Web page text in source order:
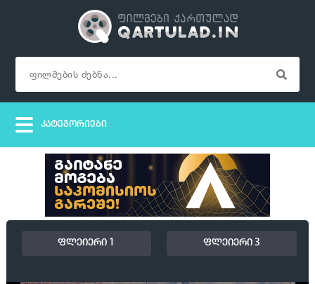
ფლეიერი 1 ფლეიერი 3